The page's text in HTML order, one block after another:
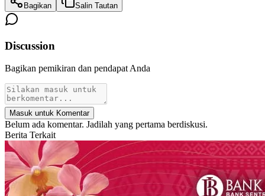
Bagikan Salin Tautan
Discussion
Bagikan pemikiran dan pendapat Anda
Masuk untuk Komentar
Belum ada komentar. Jadilah yang pertama berdiskusi.
Berita Terkait